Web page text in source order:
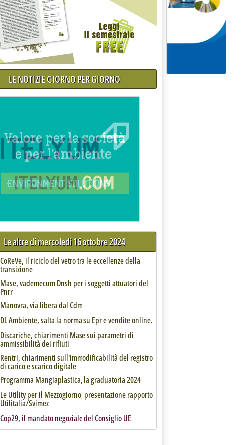
LE NOTIZIE GIORNO PER GIORNO
Le altre di mercoledì 16 ottobre 2024
CoReVe, il riciclo del vetro tra le eccellenze della
transizione
Mase, vademecum Dnsh per i soggetti attuatori del
Pnrr
Manovra, via libera dal Cdm
DL Ambiente, salta la norma su Epr e vendite online.
Discariche, chiarimenti Mase sui parametri di
ammissibilità dei rifiuti
Rentri, chiarimenti sull'immodificabilità del registro
di carico e scarico digitale
Programma Mangiaplastica, la graduatoria 2024
Le Utility per il Mezzogiorno, presentazione rapporto
Utilitalia/Svimez
Cop29, il mandato negoziale del Consiglio UE